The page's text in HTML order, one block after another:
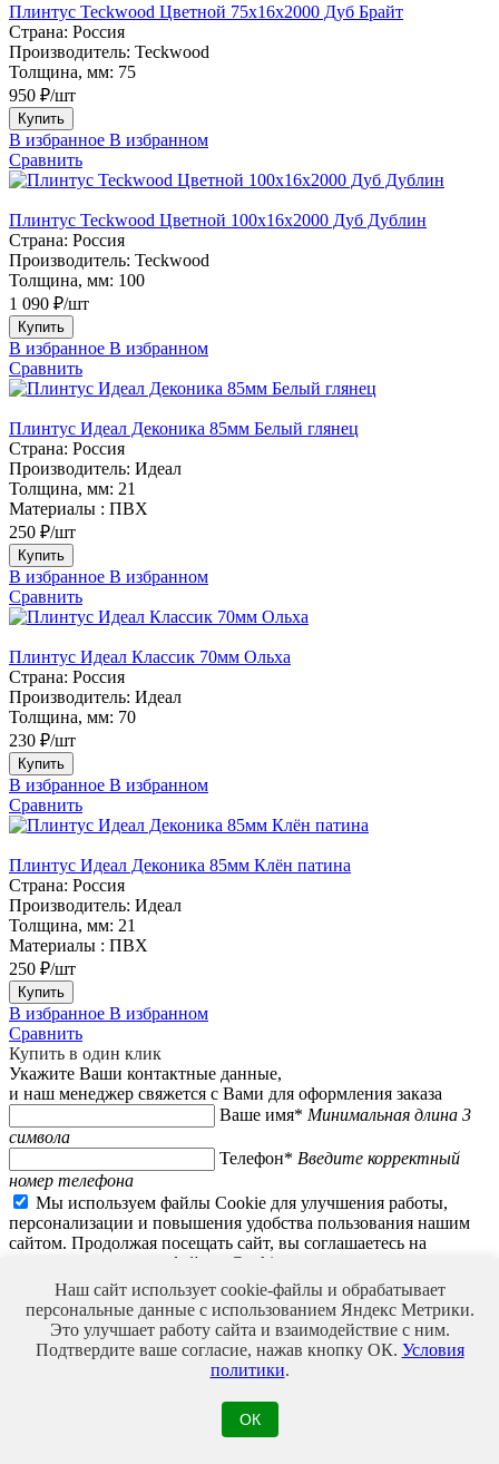
Плинтус Teckwood Цветной 75х16х2000 Дуб Брайт
Страна: Россия
Производитель: Teckwood
Толщина, мм: 75
950 ₽/шт
Купить
В избранное В избранном
Сравнить
Плинтус Teckwood Цветной 100x16х2000 Дуб Дублин
Страна: Россия
Производитель: Teckwood
Толщина, мм: 100
1 090 ₽/шт
Купить
В избранное В избранном
Сравнить
Плинтус Идеал Деконика 85мм Белый глянец
Страна: Россия
Производитель: Идеал
Толщина, мм: 21
Материалы : ПВХ
250 ₽/шт
Купить
В избранное В избранном
Сравнить
Плинтус Идеал Классик 70мм Ольха
Страна: Россия
Производитель: Идеал
Толщина, мм: 70
230 ₽/шт
Купить
В избранное В избранном
Сравнить
Плинтус Идеал Деконика 85мм Клён патина
Страна: Россия
Производитель: Идеал
Толщина, мм: 21
Материалы : ПВХ
250 ₽/шт
Купить
В избранное В избранном
Сравнить
Купить в один клик
Укажите Ваши контактные данные,
и наш менеджер свяжется с Вами для оформления заказа
Ваше имя* Минимальная длина 3
символа
Телефон* Введите корректный
номер телефона
Мы используем файлы Cookie для улучшения работы,
персонализации и повышения удобства пользования нашим
сайтом. Продолжая посещать сайт, вы соглашаетесь на
использование нами файлов Cookie.
Форма временно отключена на техническое
Наш сайт использует cookie-файлы и обрабатывает
персональные данные с использованием Яндекс Метрики.
Это улучшает работу сайта и взаимодействие с ним.
Подтвердите ваше согласие, нажав кнопку ОК. Условия
политики.
ОК